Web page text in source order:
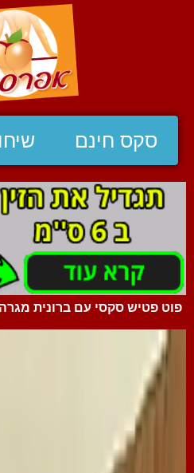
סקס חינם
פוט פטיש סקסי עם ברונית מגרה